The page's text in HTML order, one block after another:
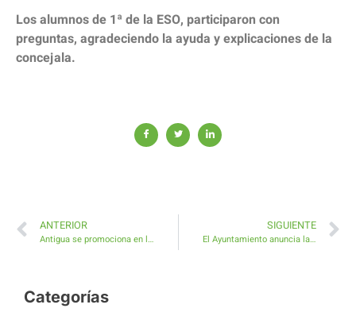
Los alumnos de 1ª de la ESO, participaron con
preguntas, agradeciendo la ayuda y explicaciones de la
concejala.
ANTERIOR
Antigua se promociona en los cines Yelmo de Gran Canaria
SIGUIENTE
El Ayuntamiento anuncia la venta directa de un inmueble por impago reiterado de tasas municipales
Categorías